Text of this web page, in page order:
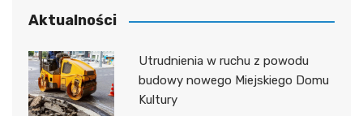
Aktualności
Utrudnienia w ruchu z powodu
budowy nowego Miejskiego Domu
Kultury